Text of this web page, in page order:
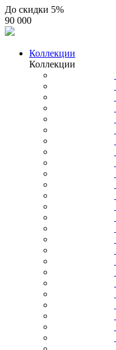
До скидки 5%
90 000
Коллекции
Коллекции